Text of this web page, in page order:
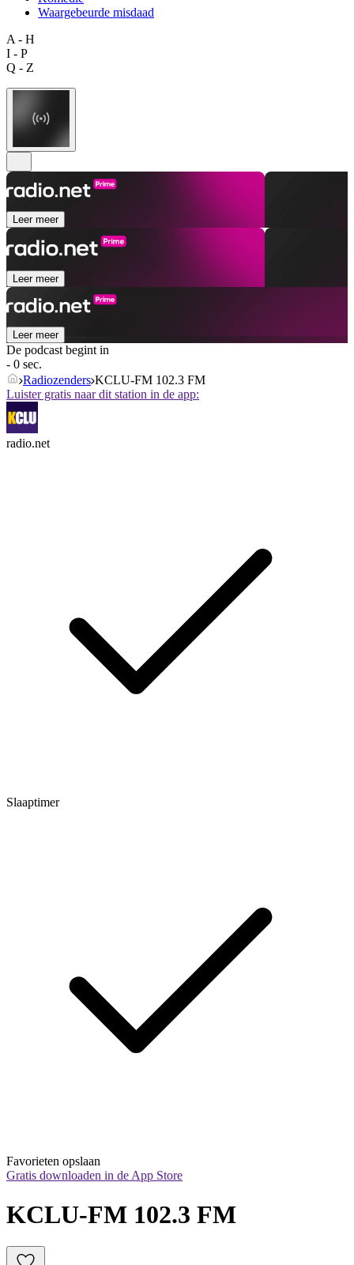
Waargebeurde misdaad
A - H
I - P
Q - Z
Leer meer
Leer meer
Leer meer
De podcast begint in
- 0 sec.
Radiozenders KCLU-FM 102.3 FM
Luister gratis naar dit station in de app:
radio.net
Slaaptimer
Favorieten opslaan
Gratis downloaden in de App Store
KCLU-FM 102.3 FM